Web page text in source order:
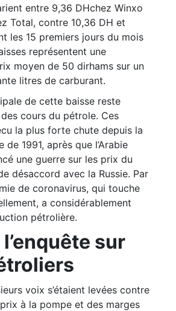
entre 9,36 DHchez Winxo
Total, contre 10,36 DH et
les 15 premiers jours du mois
représentent une
moyen de 50 dirhams sur un
litres de carburant.
de cette baisse reste
cours du pétrole. Ces
la plus forte chute depuis la
de 1991, après que l’Arabie
une guerre sur les prix du
désaccord avec la Russie. Par
de coronavirus, qui touche
a considérablement
pétrolière.
sur
voix s’étaient levées contre
à la pompe et des marges